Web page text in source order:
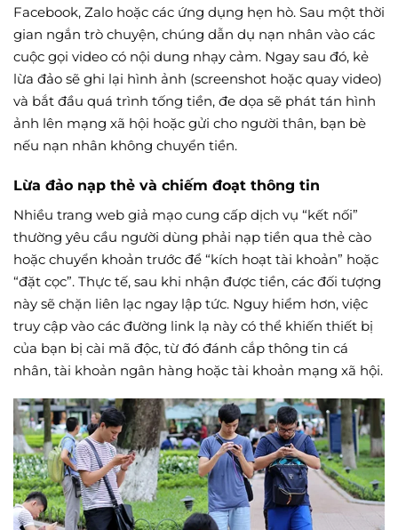
Facebook, Zalo hoặc các ứng dụng hẹn hò. Sau một thời
gian ngắn trò chuyện, chúng dẫn dụ nạn nhân vào các
cuộc gọi video có nội dung nhạy cảm. Ngay sau đó, kẻ
lừa đảo sẽ ghi lại hình ảnh (screenshot hoặc quay video)
và bắt đầu quá trình tống tiền, đe dọa sẽ phát tán hình
ảnh lên mạng xã hội hoặc gửi cho người thân, bạn bè
nếu nạn nhân không chuyển tiền.
Lừa đảo nạp thẻ và chiếm đoạt thông tin
Nhiều trang web giả mạo cung cấp dịch vụ “kết nối”
thường yêu cầu người dùng phải nạp tiền qua thẻ cào
hoặc chuyển khoản trước để “kích hoạt tài khoản” hoặc
“đặt cọc”. Thực tế, sau khi nhận được tiền, các đối tượng
này sẽ chặn liên lạc ngay lập tức. Nguy hiểm hơn, việc
truy cập vào các đường link lạ này có thể khiến thiết bị
của bạn bị cài mã độc, từ đó đánh cắp thông tin cá
nhân, tài khoản ngân hàng hoặc tài khoản mạng xã hội.